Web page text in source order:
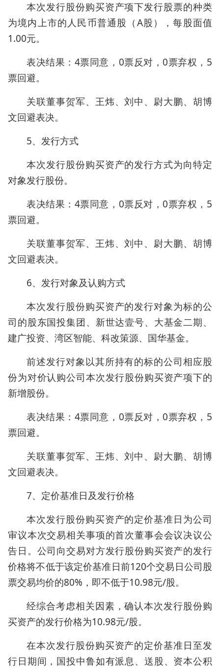
本次发行股份购买资产项下发行股票的种类
为境内上市的人民币普通股（A股），每股面值
1.00元。
表决结果：4票同意，0票反对，0票弃权，5
票回避。
关联董事贺军、王炜、刘中、尉大鹏、胡博
文回避表决。
5、发行方式
本次发行股份购买资产的发行方式为向特定
对象发行股份。
表决结果：4票同意，0票反对，0票弃权，5
票回避。
关联董事贺军、王炜、刘中、尉大鹏、胡博
文回避表决。
6、发行对象及认购方式
本次发行股份购买资产的发行对象为标的公
司的股东国投集团、新世达壹号、大基金二期、
建广投资、湾区智能、科改策源、国华基金。
前述发行对象以其所持有的标的公司相应股
份为对价认购公司本次发行股份购买资产项下的
新增股份。
表决结果：4票同意，0票反对，0票弃权，5
票回避。
关联董事贺军、王炜、刘中、尉大鹏、胡博
文回避表决。
7、定价基准日及发行价格
本次发行股份购买资产的定价基准日为公司
审议本次交易相关事项的首次董事会会议决议公
告日。公司向交易对方发行股份购买资产的发行
价格将不低于该定价基准日前120个交易日公司股
票交易均价的80%，即不低于10.98元/股。
经综合考虑相关因素，确认本次发行股份购
买资产的发行价格为10.98元/股。
在本次发行股份购买资产的定价基准日至发
行日期间，国投中鲁如有派息、送股、资本公积